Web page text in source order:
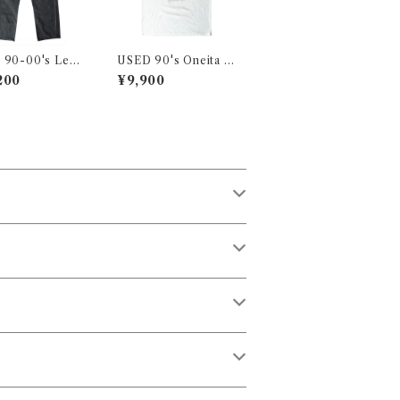
90-00's Lev
Black Denim
USED 90's Oneita P
rinted Tee
¥9,900